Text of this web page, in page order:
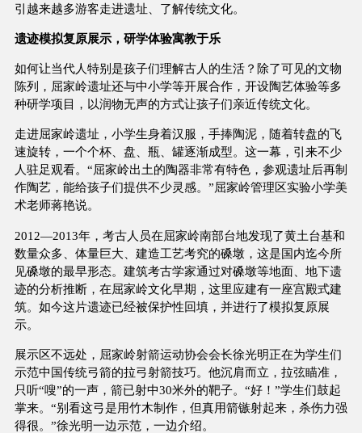
引越来越多游客走进遗址、了解传统文化。
遗迹模拟复原展示，研学体验寓教于乐
如何让当代人特别是孩子们理解古人的生活？除了可见的文物
陈列，屈家岭遗址还与中小学等开展合作，开设陶艺体验等多
种研学项目，以润物无声的方式让孩子们亲近传统文化。
走进屈家岭遗址，小学生身着汉服，手捧陶泥，随着转盘的飞
速旋转，一个个杯、盘、瓶、罐逐渐成型。这一幕，引来不少
人驻足观看。“屈家岭出土的陶器非常有特色，参观遗址后再制
作陶艺，能给孩子们提供不少灵感。”屈家岭管理区实验小学美
术老师蒋艳说。
2012—2013年，考古人员在屈家岭南部台地发现了黄土台基和
数量众多、体量巨大、建造工艺考究的磉墩，这是国内迄今所
见磉墩的最早形态。建筑考古学家通过对磉墩等地面、地下遗
迹的分析推断，在屈家岭文化早期，这里应建有一座宫殿式建
筑。如今这片遗迹已经被保护性回填，并进行了模拟复原展
示。
展示区不远处，屈家岭射箭运动协会会长徐光明正在为学生们
示范中国传统弓箭的拉弓射箭技巧。他沉肩而立，拉弦瞄准，
只听“嗖”的一声，箭已射中30米外的靶子。“好！”学生们鼓起
掌来。“别看这弓是用竹木制作，但真用箭镞射起来，杀伤力强
得很。”徐光明一边示范，一边介绍。